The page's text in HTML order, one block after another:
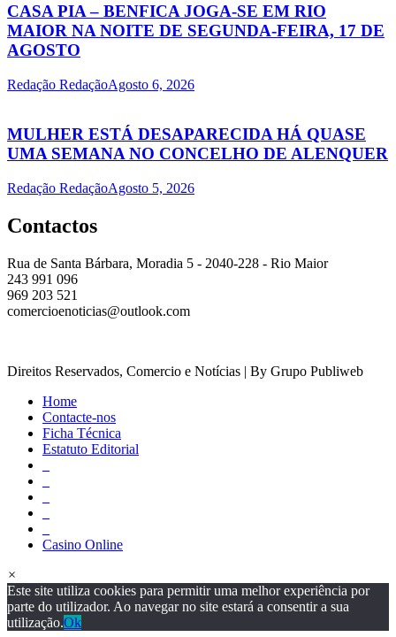
CASA PIA – BENFICA JOGA-SE EM RIO
MAIOR NA NOITE DE SEGUNDA-FEIRA, 17 DE
AGOSTO
Redação RedaçãoAgosto 6, 2026
MULHER ESTÁ DESAPARECIDA HÁ QUASE
UMA SEMANA NO CONCELHO DE ALENQUER
Redação RedaçãoAgosto 5, 2026
Contactos
Rua de Santa Bárbara, Moradia 5 - 2040-228 - Rio Maior
243 991 096
969 203 521
comercioenoticias@outlook.com
Direitos Reservados, Comercio e Notícias | By Grupo Publiweb
Home
Contacte-nos
Ficha Técnica
Estatuto Editorial
Casino Online
×
Este site utiliza cookies para permitir uma melhor experiência por
parte do utilizador. Ao navegar no site estará a consentir a sua
utilização.Ok